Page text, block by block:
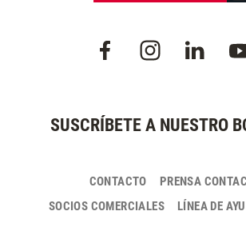
SUSCRÍBETE A NUESTRO
CONTACTO
PRENSA
SOCIOS COMERCIALES
LÍNEA DE